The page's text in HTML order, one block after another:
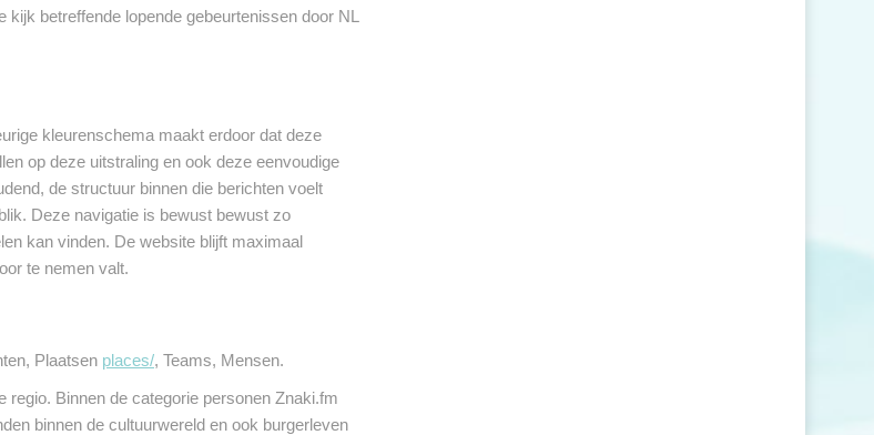
betreffende lopende gebeurtenissen door NL
kleurenschema maakt erdoor dat deze
op deze uitstraling en ook deze eenvoudige
de structuur binnen die berichten voelt
Deze navigatie is bewust bewust zo
kan vinden. De website blijft maximaal
te nemen valt.
Plaatsen places/, Teams, Mensen.
regio. Binnen de categorie personen Znaki.fm
binnen de cultuurwereld en ook burgerleven